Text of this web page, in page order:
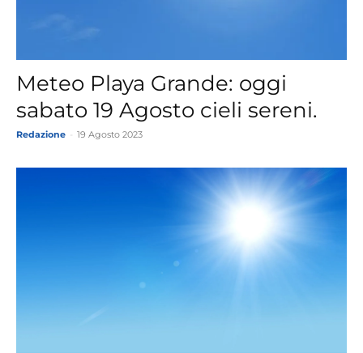
Meteo Playa Grande: oggi
sabato 19 Agosto cieli sereni.
Redazione 19 Agosto 2023